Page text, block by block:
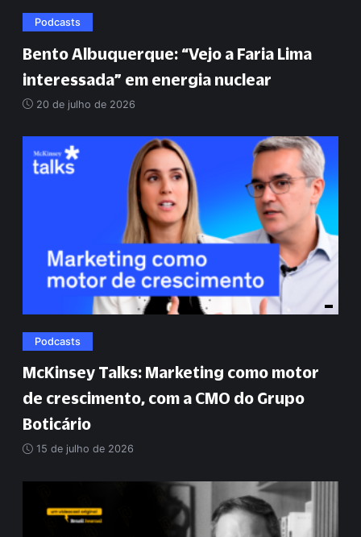
Podcasts
Bento Albuquerque: “Vejo a Faria Lima
interessada” em energia nuclear
20 de julho de 2026
Podcasts
McKinsey Talks: Marketing como motor
de crescimento, com a CMO do Grupo
Boticário
15 de julho de 2026